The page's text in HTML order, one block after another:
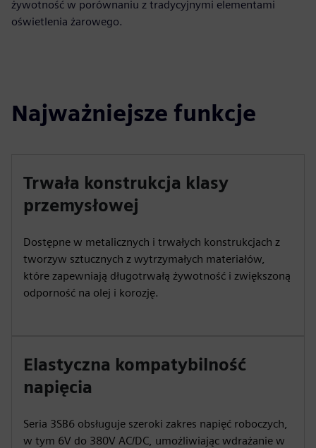
żywotność w porównaniu z tradycyjnymi elementami
oświetlenia żarowego.
Najważniejsze funkcje
Trwała konstrukcja klasy
przemysłowej
Dostępne w metalicznych i trwałych konstrukcjach z
tworzyw sztucznych z wytrzymałych materiałów,
które zapewniają długotrwałą żywotność i zwiększoną
odporność na olej i korozję.
Elastyczna kompatybilność
napięcia
Seria 3SB6 obsługuje szeroki zakres napięć roboczych,
w tym 6V do 380V AC/DC, umożliwiając wdrażanie w